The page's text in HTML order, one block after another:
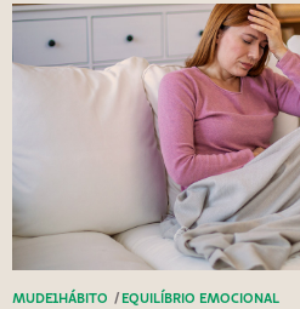
MUDE1HÁBITO / EQUILÍBRIO EMOCIONAL